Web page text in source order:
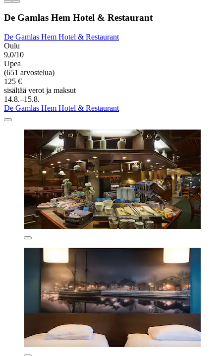
De Gamlas Hem Hotel & Restaurant
De Gamlas Hem Hotel & Restaurant
Oulu
9,0/10
Upea
(651 arvostelua)
125 €
sisältää verot ja maksut
14.8.–15.8.
De Gamlas Hem Hotel & Restaurant